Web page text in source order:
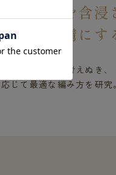
椿オイルを含浸
着た人を虜にす
肌への接し方を考えぬき
応じて最適な編み方を研究。